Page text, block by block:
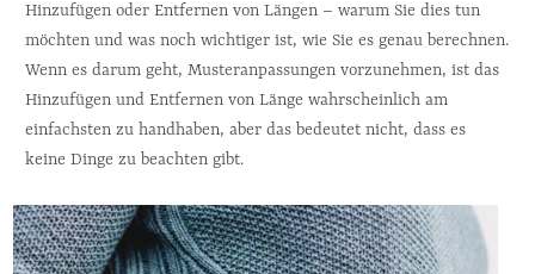
Hinzufügen oder Entfernen von Längen – warum Sie dies tun
möchten und was noch wichtiger ist, wie Sie es genau berechnen.
Wenn es darum geht, Musteranpassungen vorzunehmen, ist das
Hinzufügen und Entfernen von Länge wahrscheinlich am
einfachsten zu handhaben, aber das bedeutet nicht, dass es
keine Dinge zu beachten gibt.